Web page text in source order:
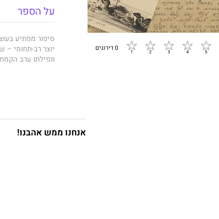
0 דירוגים
על הספר
סיפור מפתיע
יוצר רב-תחומי –
ונפילתו ערב
הבריגדה
את ספקותיו
אנחנו ממש אהבנו!